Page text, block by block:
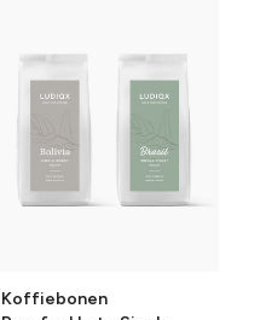
Koffiebonen